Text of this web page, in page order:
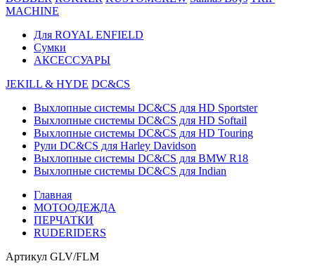
MACHINE
Для ROYAL ENFIELD
Сумки
АКСЕССУАРЫ
JEKILL & HYDE DC&CS
Выхлопные системы DC&CS для HD Sportster
Выхлопные системы DC&CS для HD Softail
Выхлопные системы DC&CS для HD Touring
Рули DC&CS для Harley Davidson
Выхлопные системы DC&CS для BMW R18
Выхлопные системы DC&CS для Indian
Главная
МОТООДЕЖДА
ПЕРЧАТКИ
RUDERIDERS
Артикул GLV/FLM